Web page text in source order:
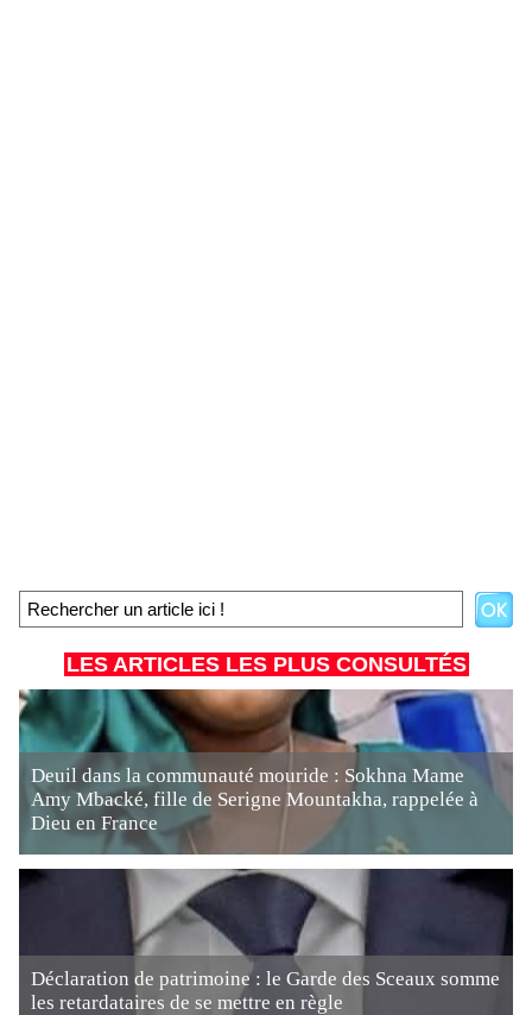
LES ARTICLES LES PLUS CONSULTÉS
Deuil dans la communauté mouride : Sokhna Mame
Amy Mbacké, fille de Serigne Mountakha, rappelée à
Dieu en France
Déclaration de patrimoine : le Garde des Sceaux somme
les retardataires de se mettre en règle